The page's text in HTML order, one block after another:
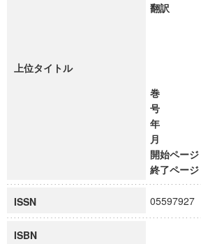
上位タイトル
翻訳
巻
号
年
月
開始ページ
終了ページ
ISSN 05597927
ISBN